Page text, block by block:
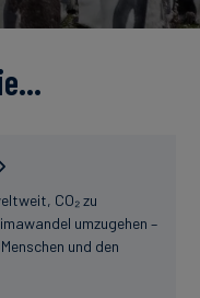
CO₂ zu
umzugehen –
und den